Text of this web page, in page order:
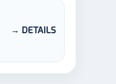
→ DETAILS